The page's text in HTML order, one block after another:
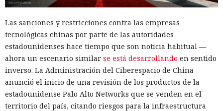
Las sanciones y restricciones contra las empresas
tecnológicas chinas por parte de las autoridades
estadounidenses hace tiempo que son noticia habitual —
ahora un escenario similar se está desarrollando en sentido
inverso. La Administración del Ciberespacio de China
anunció el inicio de una revisión de los productos de la
estadounidense Palo Alto Networks que se venden en el
territorio del país, citando riesgos para la infraestructura
El sonado hackeo a Snowflake
no quedó impune: detenido el
autor, ya espera sentencia en
una celda.